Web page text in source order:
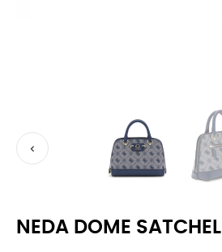

NEDA DOME SATCHEL